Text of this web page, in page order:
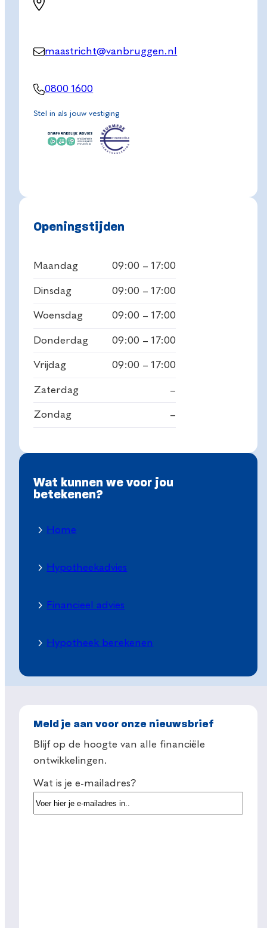
maastricht@vanbruggen.nl
0800 1600
Stel in als jouw vestiging
Openingstijden
Maandag 09:00 – 17:00
Dinsdag 09:00 – 17:00
Woensdag 09:00 – 17:00
Donderdag 09:00 – 17:00
Vrijdag 09:00 – 17:00
Zaterdag –
Zondag –
Wat kunnen we voor jou
betekenen?
Home
Hypotheekadvies
Financieel advies
Hypotheek berekenen
Meld je aan voor onze nieuwsbrief
Blijf op de hoogte van alle financiële
ontwikkelingen.
Wat is je e-mailadres?